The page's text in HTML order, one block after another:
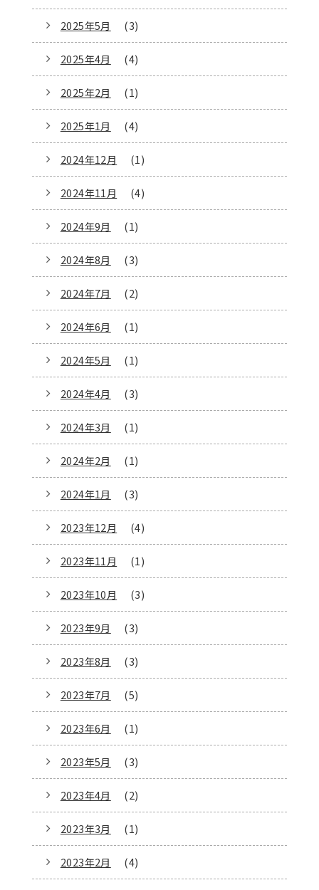
2025年5月 (3)
2025年4月 (4)
2025年2月 (1)
2025年1月 (4)
2024年12月 (1)
2024年11月 (4)
2024年9月 (1)
2024年8月 (3)
2024年7月 (2)
2024年6月 (1)
2024年5月 (1)
2024年4月 (3)
2024年3月 (1)
2024年2月 (1)
2024年1月 (3)
2023年12月 (4)
2023年11月 (1)
2023年10月 (3)
2023年9月 (3)
2023年8月 (3)
2023年7月 (5)
2023年6月 (1)
2023年5月 (3)
2023年4月 (2)
2023年3月 (1)
2023年2月 (4)